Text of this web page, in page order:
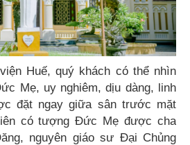
Huế, quý khách có thể nhìn
Mẹ, uy nghiêm, dịu dàng, linh
đặt ngay giữa sân trước mặt
có tượng Đức Mẹ được cha
nguyên giáo sư Đại Chủng